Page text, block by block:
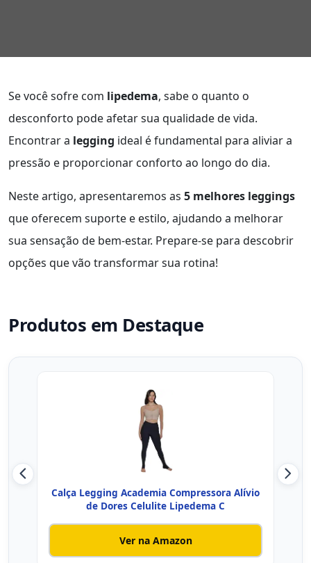
Se você sofre com lipedema, sabe o quanto o
desconforto pode afetar sua qualidade de vida.
Encontrar a legging ideal é fundamental para aliviar a
pressão e proporcionar conforto ao longo do dia.
Neste artigo, apresentaremos as 5 melhores leggings
que oferecem suporte e estilo, ajudando a melhorar
sua sensação de bem-estar. Prepare-se para descobrir
opções que vão transformar sua rotina!
Produtos em Destaque
Calça Legging Academia Compressora Alívio
de Dores Celulite Lipedema C
Ver na Amazon